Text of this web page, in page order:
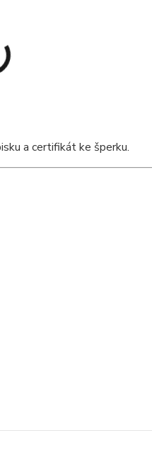
a certifikát ke šperku.